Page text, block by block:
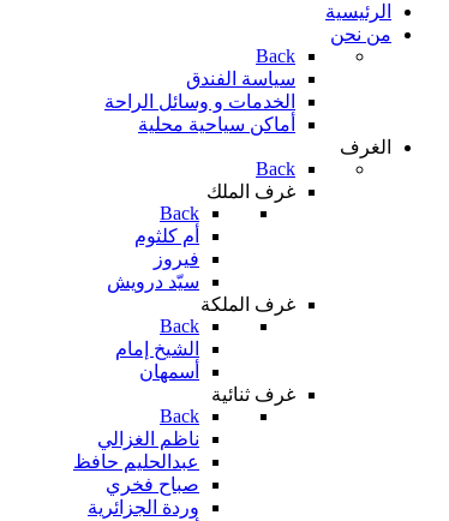
الرئيسية
من نحن
Back
سياسة الفندق
الخدمات و وسائل الراحة
أماكن سياحية محلية
الغرف
Back
غرف الملك
Back
أم كلثوم
فيروز
سيّد درويش
غرف الملكة
Back
الشيخ إمام
أسمهان
غرف ثنائية
Back
ناظم الغزالي
عبدالحليم حافظ
صباح فخري
وردة الجزائرية